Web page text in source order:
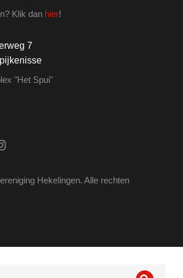
Klik dan hier!
7
"Het Spui"
Hekelingen. Alle rechten